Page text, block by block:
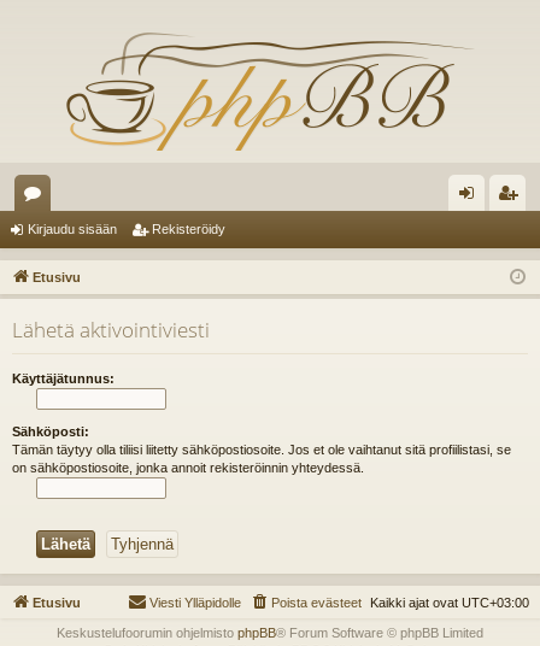
es
ku
st
el
ua
ee
au
du
ist
er
Kirjaudu sisään Rekisteröidy
Etusivu
Lähetä aktivointiviesti
Käyttäjätunnus:
Sähköposti:
Tämän täytyy olla tiliisi liitetty sähköpostiosoite. Jos et ole vaihtanut sitä profiilistasi, se
on sähköpostiosoite, jonka annoit rekisteröinnin yhteydessä.
Etusivu Kaikki ajat ovat UTC+03:00
Poista evästeet
Viesti Ylläpidolle
Keskustelufoorumin ohjelmisto phpBB® Forum Software © phpBB Limited